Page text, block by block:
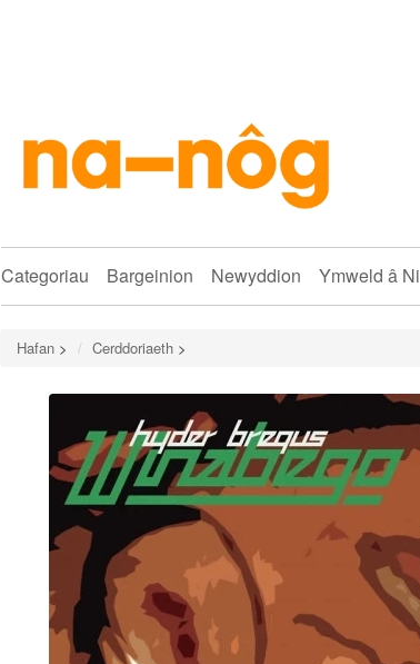
Categoriau Bargeinion Newyddion Ymweld â Ni
Hafan > Cerddoriaeth >